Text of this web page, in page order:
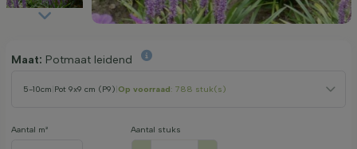
Maat: Potmaat leidend
5-10cm Pot 9x9 cm (P9) Op voorraad: 788 stuk(s)
Aantal m² Aantal stuks